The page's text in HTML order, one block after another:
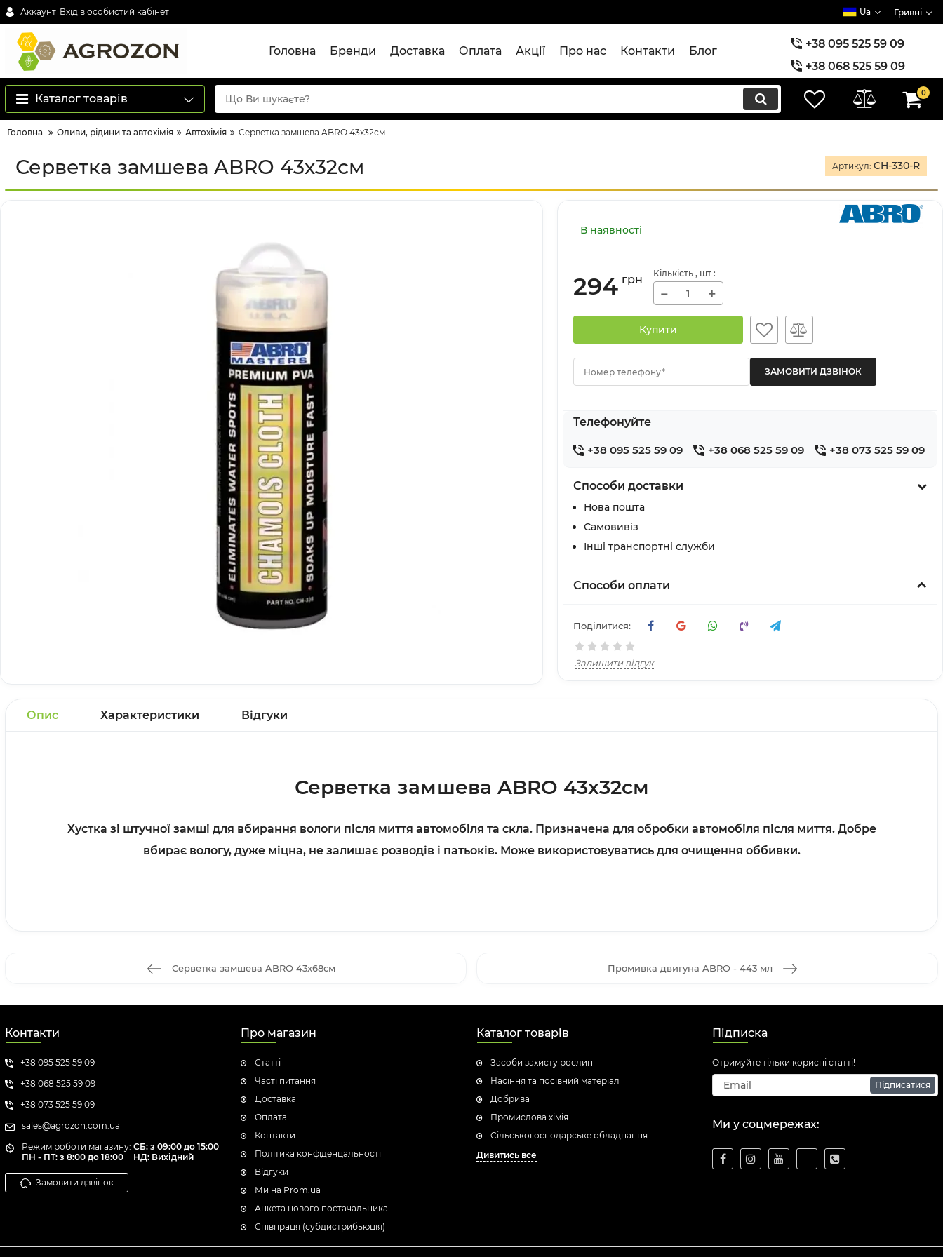
Аккаунт Вхід в особистий кабінет Ua Гривні
Головна Бренди Доставка Оплата Акції Про нас Контакти Блог
+38 095 525 59 09
+38 068 525 59 09
+38 073 525 59 09
Каталог товарів 0
Головна Оливи, рідини та автохімія Автохімія Серветка замшева ABRO 43х32см
Серветка замшева ABRO 43х32см Артикул: CH-330-R
В наявності
294 грн Кількість , шт :
− +
Купити
Номер телефону*
Телефонуйте
+38 095 525 59 09 +38 068 525 59 09 +38 073 525 59 09
Способи доставки
Нова пошта
Самовивіз
Інші транспортні служби
Способи оплати
Поділитися:
Залишити відгук
Опис Характеристики Відгуки
Серветка замшева ABRO 43х32см
Хустка зі штучної замші для вбирання вологи після миття автомобіля та скла. Призначена для обробки автомобіля після миття. Добре
вбирає вологу, дуже міцна, не залишає розводів і патьоків. Може використовуватись для очищення оббивки.
Серветка замшева ABRO 43х68см Промивка двигуна ABRO - 443 мл
Контакти
+38 095 525 59 09
+38 068 525 59 09
+38 073 525 59 09
sales@agrozon.com.ua
Режим роботи магазину:
ПН - ПТ: з 8:00 до 18:00
СБ: з 09:00 до 15:00
НД: Вихідний
Замовити дзвінок
Про магазин
Статті
Часті питання
Доставка
Оплата
Контакти
Політика конфіденцальності
Відгуки
Ми на Prom.ua
Анкета нового постачальника
Співпраця (субдистрибьюція)
Каталог товарів
Засоби захисту рослин
Насіння та посівний матеріал
Добрива
Промислова хімія
Сільськогосподарське обладнання
Дивитись все
Підписка
Отримуйте тільки корисні статті!
Підписатися
Ми у соцмережах: